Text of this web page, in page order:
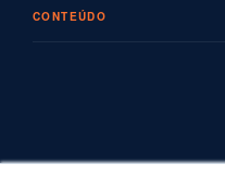
CONTEÚDO